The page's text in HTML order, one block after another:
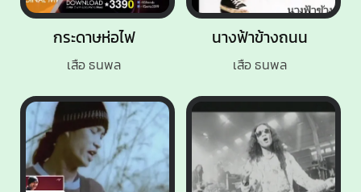
นางฟ้าข้างถนน
เสือ ธนพล
กระดาษห่อไฟ
เสือ ธนพล